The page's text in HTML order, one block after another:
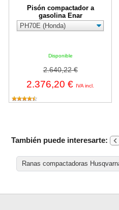
Pisón compactador a
gasolina Enar
Disponible
2.640,22 €
2.376,20 € IVA incl.
También puede interesarte:
Ranas compactadoras